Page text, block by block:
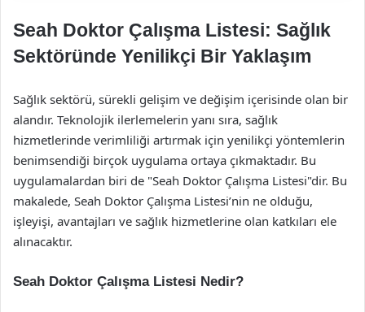
Seah Doktor Çalışma Listesi: Sağlık
Sektöründe Yenilikçi Bir Yaklaşım
Sağlık sektörü, sürekli gelişim ve değişim içerisinde olan bir
alandır. Teknolojik ilerlemelerin yanı sıra, sağlık
hizmetlerinde verimliliği artırmak için yenilikçi yöntemlerin
benimsendiği birçok uygulama ortaya çıkmaktadır. Bu
uygulamalardan biri de "Seah Doktor Çalışma Listesi"dir. Bu
makalede, Seah Doktor Çalışma Listesi’nin ne olduğu,
işleyişi, avantajları ve sağlık hizmetlerine olan katkıları ele
alınacaktır.
Seah Doktor Çalışma Listesi Nedir?